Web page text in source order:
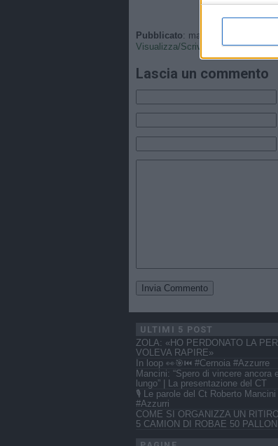
Pubblicato: martedì, 15
Visualizza/Scrivi
Tags:Italia,
Lascia un commento
ULTIMI 5 POST
ZOLA: «HO PERDONATO LA
VOLEVA RAPIRE»
In loop 👀🎯⏮️ #Cernoia #Azzurre
Mancini: “Spero di vincere ancora
lungo” | La presentazione del CT
🎙️ Le parole del Ct Roberto
#Azzurri
COME SI ORGANIZZA UN
5 CAMION DI ROBAE 50